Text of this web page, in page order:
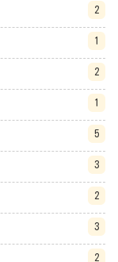
2
1
2
1
5
3
2
3
2